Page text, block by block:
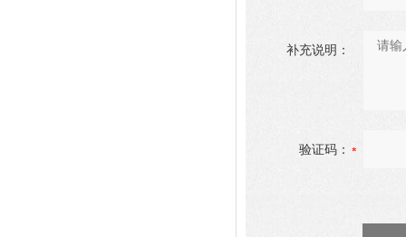
补充说明：
验证码：